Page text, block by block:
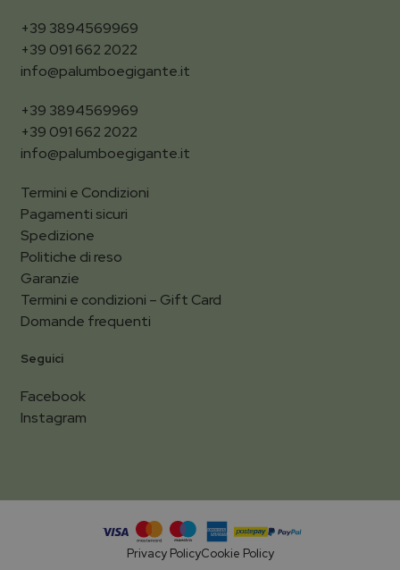
+39 3894569969
+39 091 662 2022
info@palumboegigante.it
+39 3894569969
+39 091 662 2022
info@palumboegigante.it
Termini e Condizioni
Pagamenti sicuri
Spedizione
Politiche di reso
Garanzie
Termini e condizioni – Gift Card
Domande frequenti
Seguici
Facebook
Instagram
Privacy PolicyCookie Policy